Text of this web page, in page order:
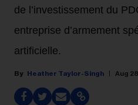
de l’investissement du
entreprise d’armement
artificielle.
Heather Taylor-Singh Aug